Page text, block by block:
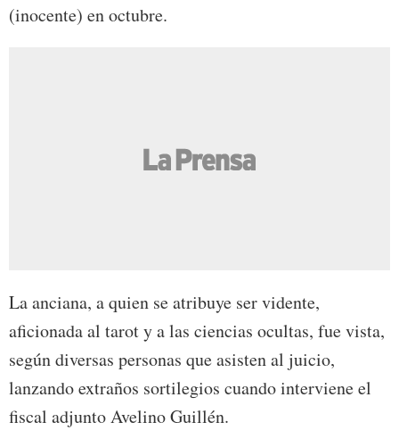
(inocente) en octubre.
La anciana, a quien se atribuye ser vidente,
aficionada al tarot y a las ciencias ocultas, fue vista,
según diversas personas que asisten al juicio,
lanzando extraños sortilegios cuando interviene el
fiscal adjunto Avelino Guillén.